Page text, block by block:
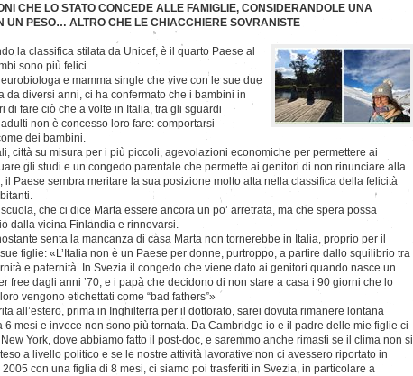
CHE LO STATO CONCEDE ALLE FAMIGLIE, CONSIDERANDOLE UNA
UN PESO… ALTRO CHE LE CHIACCHIERE SOVRANISTE
la classifica stilata da Unicef, è il quarto Paese al
sono più felici.
e mamma single che vive con le sue due
da diversi anni, ci ha confermato che i bambini in
di fare ciò che a volte in Italia, tra gli sguardi
non è concesso loro fare: comportarsi
dei bambini.
città su misura per i più piccoli, agevolazioni economiche per permettere ai
gli studi e un congedo parentale che permette ai genitori di non rinunciare alla
il Paese sembra meritare la sua posizione molto alta nella classifica della felicità
che ci dice Marta essere ancora un po’ arretrata, ma che spera possa
dalla vicina Finlandia e rinnovarsi.
senta la mancanza di casa Marta non tornerebbe in Italia, proprio per il
figlie: «L’Italia non è un Paese per donne, purtroppo, a partire dallo squilibrio tra
e paternità. In Svezia il congedo che viene dato ai genitori quando nasce un
free dagli anni ’70, e i papà che decidono di non stare a casa i 90 giorni che lo
vengono etichettati come “bad fathers”»
all’estero, prima in Inghilterra per il dottorato, sarei dovuta rimanere lontana
6 mesi e invece non sono più tornata. Da Cambridge io e il padre delle mie figlie ci
York, dove abbiamo fatto il post-doc, e saremmo anche rimasti se il clima non si
a livello politico e se le nostre attività lavorative non ci avessero riportato in
2005 con una figlia di 8 mesi, ci siamo poi trasferiti in Svezia, in particolare a